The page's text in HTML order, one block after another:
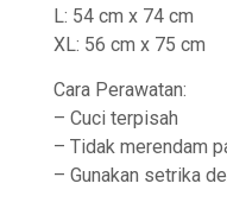
L: 54 cm x 74 cm
XL: 56 cm x 75 cm
Cara Perawatan:
– Cuci terpisah
– Tidak merendam
– Gunakan setrika